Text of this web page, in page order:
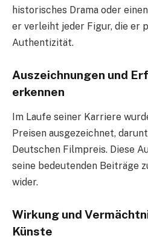
historisches Drama oder
er verleiht jeder Figur, die er
Authentizität.
Auszeichnungen und
erkennen
Im Laufe seiner Karriere
Preisen ausgezeichnet,
Deutschen Filmpreis. Diese
seine bedeutenden Beiträge
wider.
Wirkung und
Künste